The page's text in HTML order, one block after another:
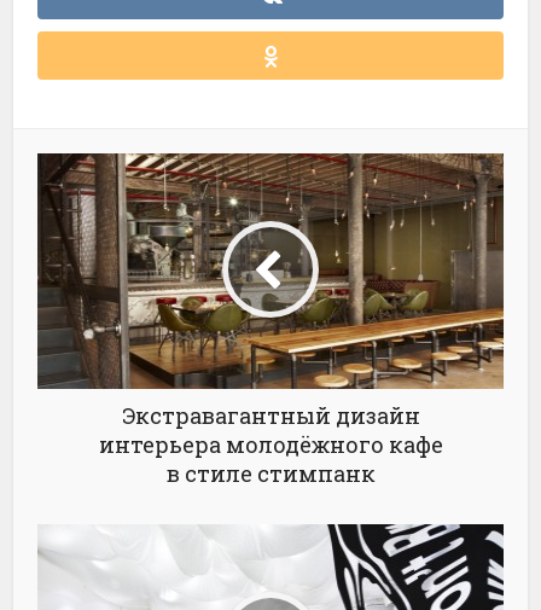
Экстравагантный дизайн
интерьера молодёжного кафе
в стиле стимпанк